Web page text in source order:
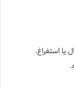
یا استفراغ.